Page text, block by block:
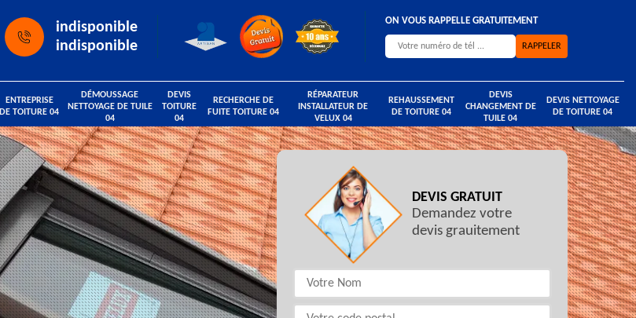
indisponible
indisponible
ON VOUS RAPPELLE GRATUITEMENT
ENTREPRISE
DE TOITURE 04
DÉMOUSSAGE
NETTOYAGE DE TUILE
04
DEVIS
TOITURE
04
RECHERCHE DE
FUITE TOITURE 04
RÉPARATEUR
INSTALLATEUR DE
VELUX 04
REHAUSSEMENT
DE TOITURE 04
DEVIS
CHANGEMENT DE
TUILE 04
DEVIS NETTOYAGE
DE TOITURE 04
DEVIS GRATUIT
Demandez votre
devis grauitement